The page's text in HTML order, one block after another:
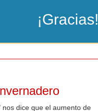
¡Gracias!
dice que el aumento de